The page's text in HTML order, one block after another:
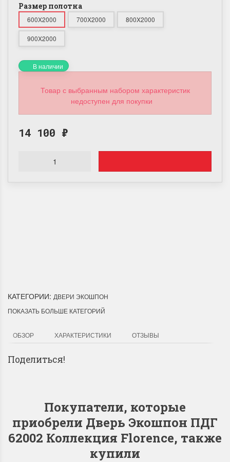
Размер полотна
600X2000 700X2000 800X2000
900X2000
В наличии
Товар с выбранным набором характеристик
недоступен для покупки
14 100 ₽
КАТЕГОРИИ: ДВЕРИ ЭКОШПОН
ПОКАЗАТЬ БОЛЬШЕ КАТЕГОРИЙ
ОБЗОР ХАРАКТЕРИСТИКИ ОТЗЫВЫ
Поделиться!
Покупатели, которые
приобрели Дверь Экошпон ПДГ
62002 Коллекция Florence, также
купили